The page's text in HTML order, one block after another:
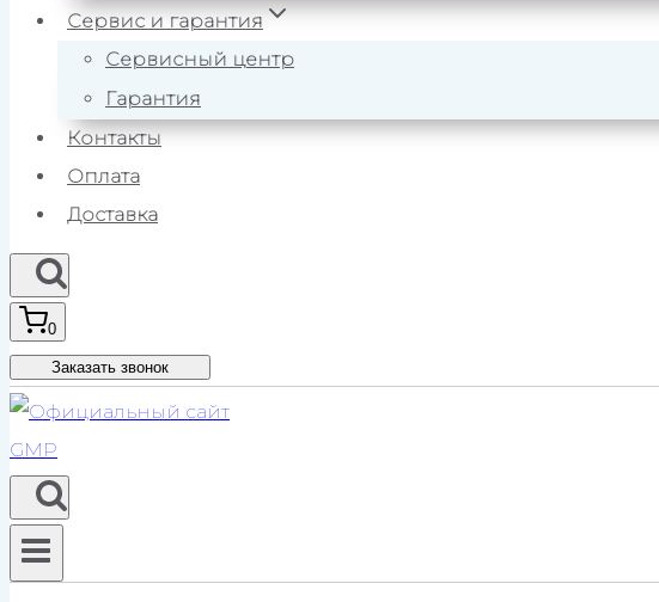
Сервис и гарантия
Сервисный центр
Гарантия
Контакты
Оплата
Доставка
0
Заказать звонок